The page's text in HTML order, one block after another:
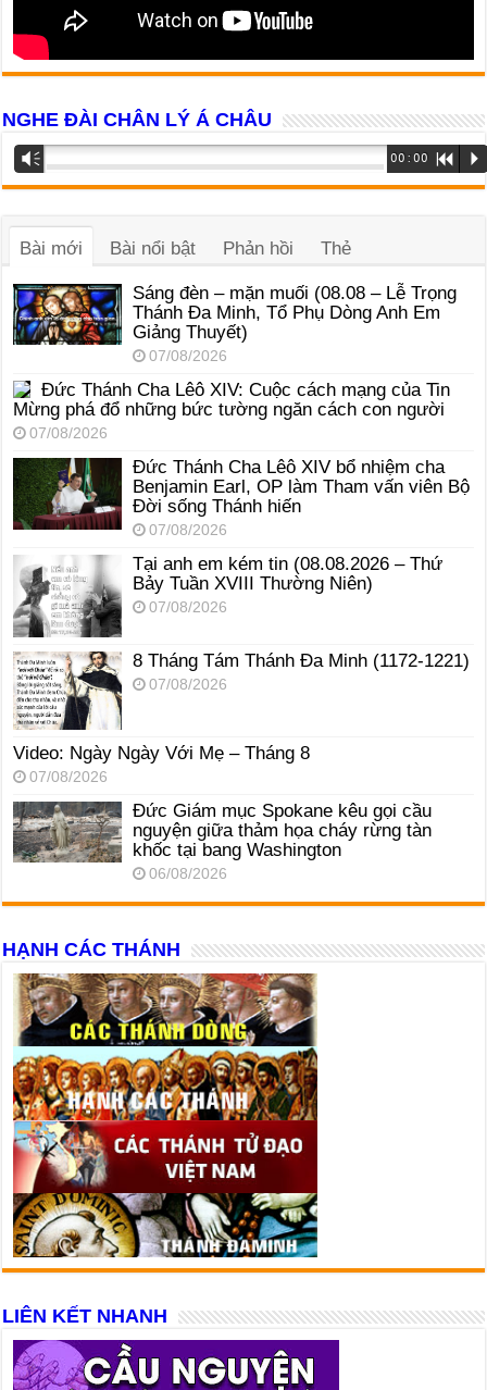
NGHE ĐÀI CHÂN LÝ Á CHÂU
Trình
phát
âm
Vm 00:00 R P
Bài mới Bài nổi bật Phản hồi Thẻ
Sáng đèn – mặn muối (08.08 – Lễ Trọng
Thánh Đa Minh, Tổ Phụ Dòng Anh Em
Giảng Thuyết)
07/08/2026
Đức Thánh Cha Lêô XIV: Cuộc cách mạng của Tin
Mừng phá đổ những bức tường ngăn cách con người
07/08/2026
Đức Thánh Cha Lêô XIV bổ nhiệm cha
Benjamin Earl, OP làm Tham vấn viên Bộ
Đời sống Thánh hiến
07/08/2026
Tại anh em kém tin (08.08.2026 – Thứ
Bảy Tuần XVIII Thường Niên)
07/08/2026
8 Tháng Tám Thánh Ða Minh (1172-1221)
07/08/2026
Video: Ngày Ngày Với Mẹ – Tháng 8
07/08/2026
Đức Giám mục Spokane kêu gọi cầu
nguyện giữa thảm họa cháy rừng tàn
khốc tại bang Washington
06/08/2026
HẠNH CÁC THÁNH
LIÊN KẾT NHANH